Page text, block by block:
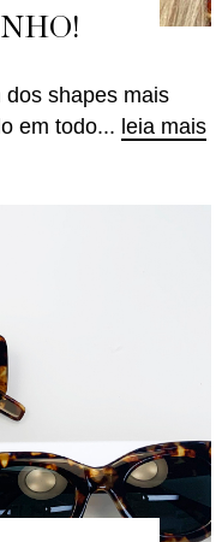
shapes mais
em todo... leia mais